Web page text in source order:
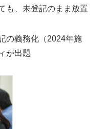
も、未登記のまま放置
の義務化（2024年施
が出題